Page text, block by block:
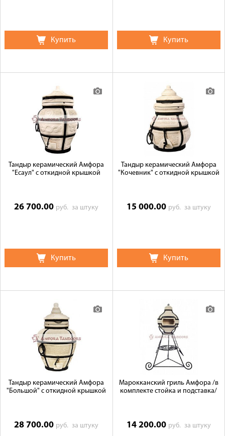
Купить Купить
Тандыр керамический Амфора
"Есаул" с откидной крышкой
26 700.00 руб.за штуку
Купить
Тандыр керамический Амфора
"Кочевник" с откидной крышкой
15 000.00 руб. за штуку
Купить
Тандыр керамический Амфора
"Большой" с откидной крышкой
28 700.00 руб.за штуку
Марокканский гриль Амфора /в
комплекте стойка и подставка/
14 200.00 руб. за штуку